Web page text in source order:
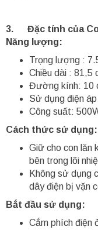
3. Đặc tính của
Năng lượng:
Trọng lượng :
Chiều dài : 81,5
Đường kính: 10
Sử dụng điện
Công suất:
Cách thức sử dụng:
Giữ cho con lăn
bên trong lõi
Không sử dụng
dây điện bị vặn
Bắt đầu sử dụng:
Cắm phích điện